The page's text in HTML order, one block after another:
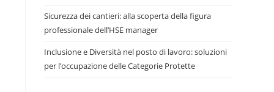
Sicurezza dei cantieri: alla scoperta della figura
professionale dell’HSE manager
Inclusione e Diversità nel posto di lavoro: soluzioni
per l’occupazione delle Categorie Protette